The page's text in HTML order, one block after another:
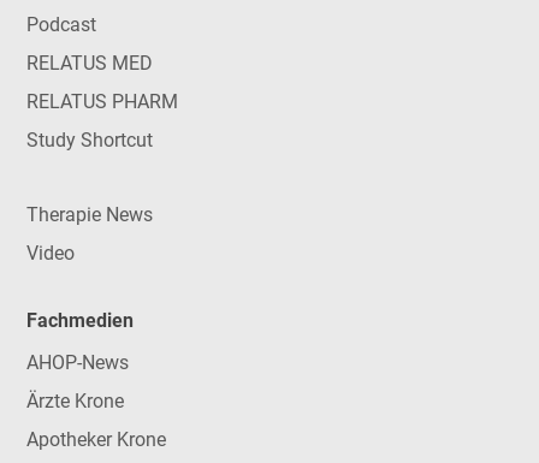
Podcast
RELATUS MED
RELATUS PHARM
Study Shortcut
Therapie News
Video
Fachmedien
AHOP-News
Ärzte Krone
Apotheker Krone